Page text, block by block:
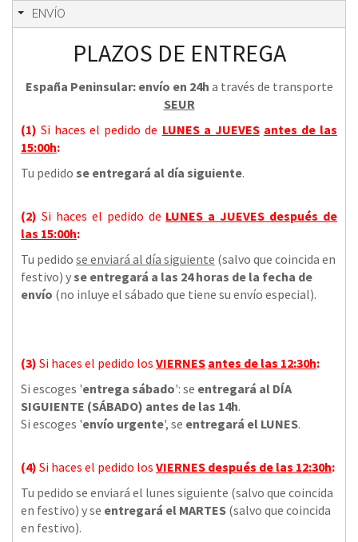
ENVÍO
PLAZOS DE ENTREGA
España Peninsular: envío en 24h a través de transporte
SEUR
(1)Si haces el pedido de LUNES a JUEVES antes de las
15:00h:
Tu pedido se entregará al día siguiente.
(2) Si haces el pedido de LUNES a JUEVES después de
las 15:00h:
Tu pedido se enviará al día siguiente (salvo que coincida en
festivo) yse entregará a las 24 horas de la fecha de
envío (no inluye el sábado que tiene su envío especial).
(3) Si haces el pedido los VIERNES antes de las 12:30h:
Si escoges 'entrega sábado': se entregará al DÍA
SIGUIENTE (SÁBADO) antes de las 14h.
Si escoges 'envío urgente', se entregará el LUNES.
(4) Si haces el pedido los VIERNES después de las 12:30h:
Tu pedido se enviará el lunes siguiente (salvo que coincida
en festivo) y se entregará el MARTES (salvo que coincida
en festivo).